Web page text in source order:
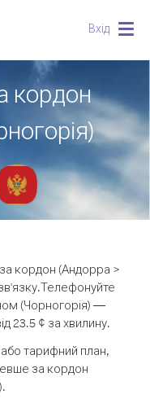
Вхід
кордон
кордон (Андорра >
Телефонуйте
(Чорногорія) —
23.5 ¢ за хвилину.
тарифний план,
за кордон